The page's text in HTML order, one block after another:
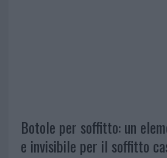
Botole per soffitto: un
e invisibile per il soffitto